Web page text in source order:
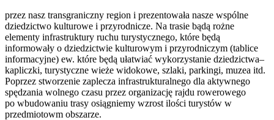
przez nasz transgraniczny region i prezentowała nasze wspólne
dziedzictwo kulturowe i przyrodnicze. Na trasie bądą rożne
elementy infrastruktury ruchu turystycznego, które będą
informowały o dziedzictwie kulturowym i przyrodniczym (tablice
informacyjne) ew. które będą ułatwiać wykorzystanie dziedzictwa–
kapliczki, turystyczne wieże widokowe, szlaki, parkingi, muzea itd.
Poprzez stworzenie zaplecza infrastrukturalnego dla aktywnego
spędzania wolnego czasu przez organizację rajdu rowerowego
po wbudowaniu trasy osiągniemy wzrost ilości turystów w
przedmiotowm obszarze.